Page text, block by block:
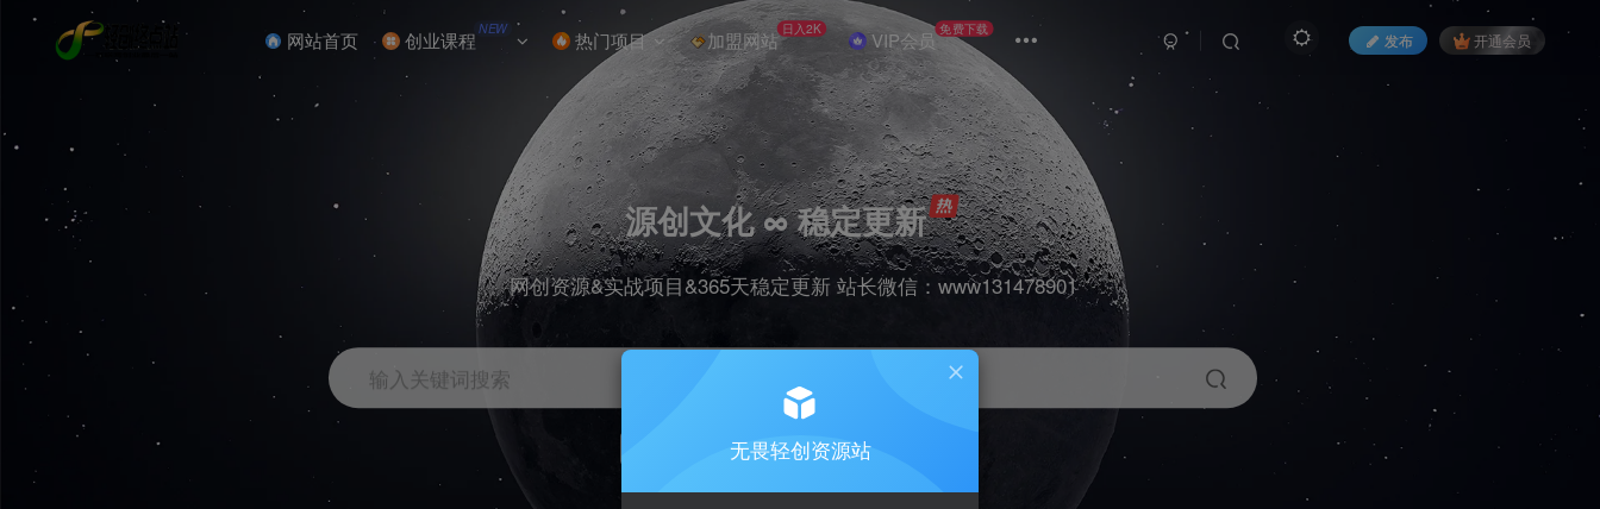
网站首页 创业课程 NEW 热门项目 加盟网站 日入2K VIP会员 免费下载
发布 开通会员
源创文化 ∞ 稳定更新
网创资源&实战项目&365天稳定更新 站长微信：www131478901
输入关键词搜索
引流 剪辑 短视频
无畏轻创资源站